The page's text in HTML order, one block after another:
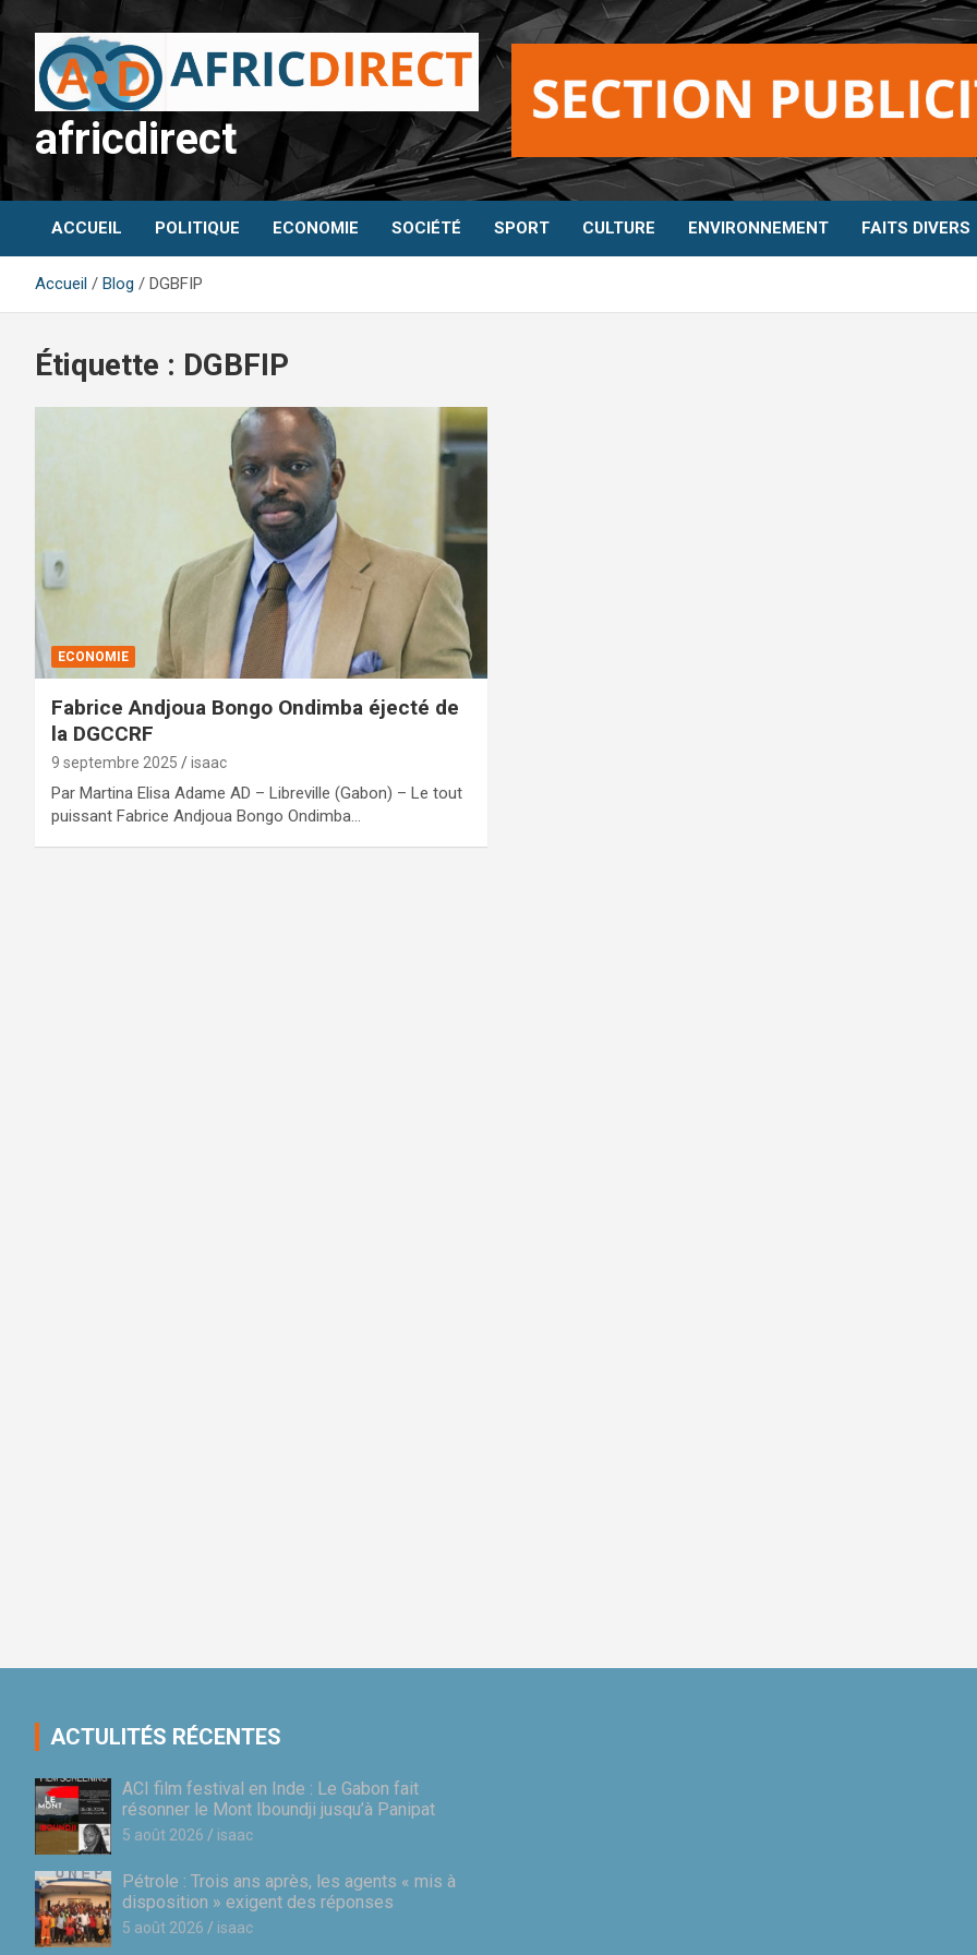
Aller
contenu
africdirect
ACCUEIL POLITIQUE ECONOMIE SOCIÉTÉ SPORT CULTURE ENVIRONNEMENT FAITS DIVERS
Accueil Blog DGBFIP
Étiquette : DGBFIP
ECONOMIE
Fabrice Andjoua Bongo Ondimba éjecté de
la DGCCRF
9 septembre 2025 isaac
Par Martina Elisa Adame AD – Libreville (Gabon) – Le tout
puissant Fabrice Andjoua Bongo Ondimba…
ACTULITÉS RÉCENTES
ACI film festival en Inde : Le Gabon fait
résonner le Mont Iboundji jusqu’à Panipat
5 août 2026 isaac
Pétrole : Trois ans après, les agents « mis à
disposition » exigent des réponses
5 août 2026 isaac